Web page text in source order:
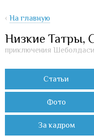
‹ На главную
Низкие Татры,
приключения
Статьи
Фото
За кадром